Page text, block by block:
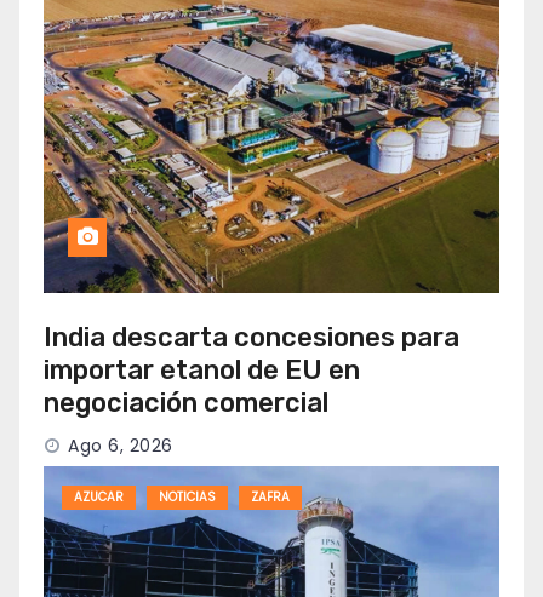
India descarta concesiones para
importar etanol de EU en
negociación comercial
Ago 6, 2026
AZUCAR NOTICIAS ZAFRA